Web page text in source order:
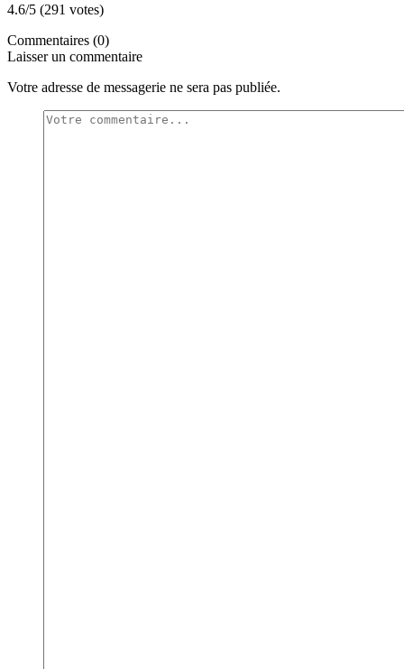
4.6/5 (291 votes)
Commentaires (0)
Laisser un commentaire
Votre adresse de messagerie ne sera pas publiée.